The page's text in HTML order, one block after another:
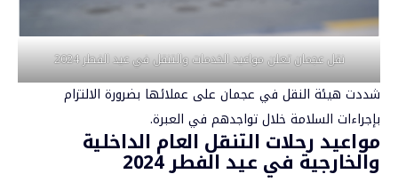
نقل عجمان تعلن مواعيد الخدمات والتنقل في عيد الفطر 2024
شددت هيئة النقل في عجمان على عملائها بضرورة الالتزام
بإجراءات السلامة خلال تواجدهم في العبرة.
مواعيد رحلات التنقل العام الداخلية
والخارجية في عيد الفطر 2024